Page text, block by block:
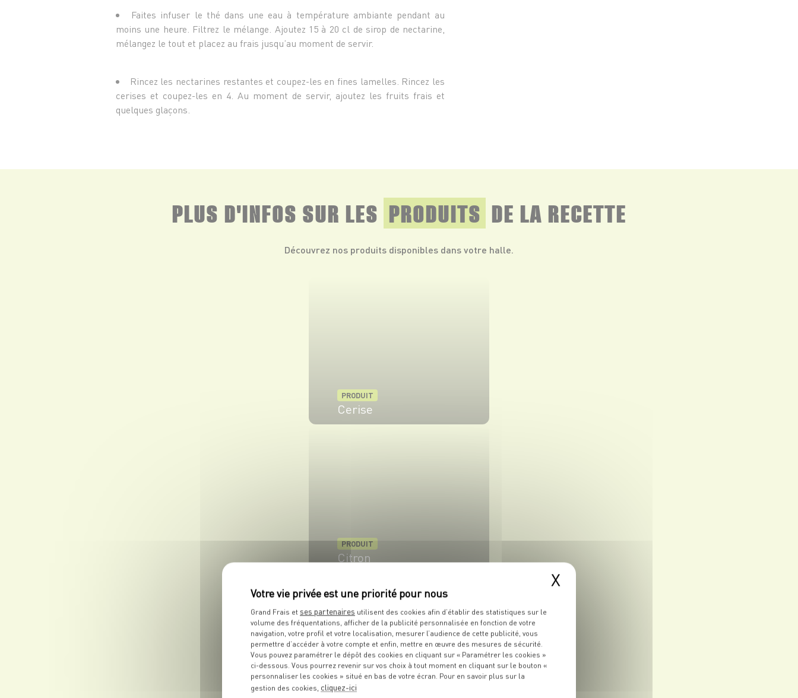
Faites infuser le thé dans une eau à température ambiante pendant au
moins une heure. Filtrez le mélange. Ajoutez 15 à 20 cl de sirop de nectarine,
mélangez le tout et placez au frais jusqu’au moment de servir.
Rincez les nectarines restantes et coupez-les en fines lamelles. Rincez les
cerises et coupez-les en 4. Au moment de servir, ajoutez les fruits frais et
quelques glaçons.
PLUS D'INFOS SUR LES PRODUITS DE LA RECETTE
Découvrez nos produits disponibles dans votre halle.
PRODUIT
Cerise
PRODUIT
Citron
PRODUIT
X
Grand Frais et ses partenaires utilisent des cookies afin d’établir des statistiques sur le
volume des fréquentations, afficher de la publicité personnalisée en fonction de votre
navigation, votre profil et votre localisation, mesurer l’audience de cette publicité, vous
permettre d’accéder à votre compte et enfin, mettre en œuvre des mesures de sécurité.
Vous pouvez paramétrer le dépôt des cookies en cliquant sur « Paramétrer les cookies »
ci-dessous. Vous pourrez revenir sur vos choix à tout moment en cliquant sur le bouton «
personnaliser les cookies » situé en bas de votre écran. Pour en savoir plus sur la
gestion des cookies, cliquez-ici